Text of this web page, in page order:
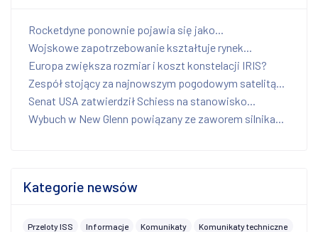
Rocketdyne ponownie pojawia się jako...
Wojskowe zapotrzebowanie kształtuje rynek...
Europa zwiększa rozmiar i koszt konstelacji IRIS?
Zespół stojący za najnowszym pogodowym satelitą...
Senat USA zatwierdził Schiess na stanowisko...
Wybuch w New Glenn powiązany ze zaworem silnika...
Kategorie newsów
Przeloty ISS Informacje Komunikaty Komunikaty techniczne